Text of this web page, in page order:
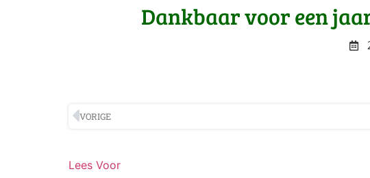
Dankbaar voor een
VORIGE
Lees Voor